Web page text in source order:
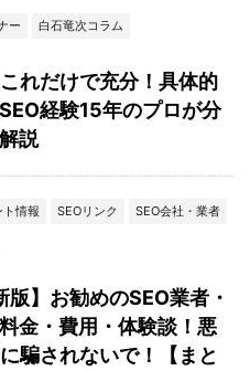
ー 白石竜次コラム
れだけで充分！具体的
経験15年のプロが分
説
情報 SEOリンク
SEO会社・業者
版】お勧めのSEO業者・
金・費用・体験談！悪
騙されないで！【まと